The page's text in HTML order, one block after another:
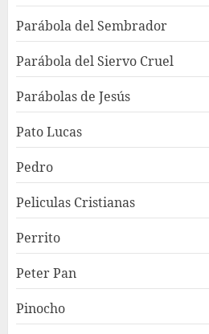
Parábola del Sembrador
Parábola del Siervo Cruel
Parábolas de Jesús
Pato Lucas
Pedro
Peliculas Cristianas
Perrito
Peter Pan
Pinocho